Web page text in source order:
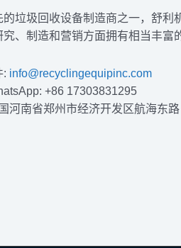
的垃圾回收设备制造商之一，舒利
、制造和营销方面拥有相当丰富
: info@recyclingequipinc.com
+86 17303831295
河南省郑州市经济开发区航海东路